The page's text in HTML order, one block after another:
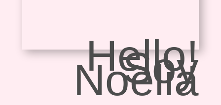
Hello!
Soy
Noelia